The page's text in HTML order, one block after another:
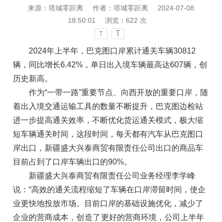
来源：塔城零距离 作者：塔城零距离
2024-07-08
18:50:01
浏览： 622 次
T T
2024年上半年，巴克图口岸累计通关车辆30812
辆，同比增长6.42%，单日出入境车辆最高达607辆，创
历史新高。
作为“一带一路”重要节点、向西开放的重要口岸，随
着出入境交通运输工具的数量不断提升，巴克图边检站
进一步提高通关效率，不断优化货运通关模式，极大缩
短车辆通关时间，这段时间，每天都有汽车从巴克图口
岸出口，新疆盛大兴泰商贸有限责任公司出口的商品车
目前占到了口岸车辆出口的90%。
新疆盛大兴泰商贸有限责任公司业务经理李学峰
说：“高效的通关流程缩短了车辆在口岸滞留时间，使企
业更快地投放市场。目前口岸的基础设施优化，减少了
企业的营商成本，创造了更好的营商环境，公司上半年